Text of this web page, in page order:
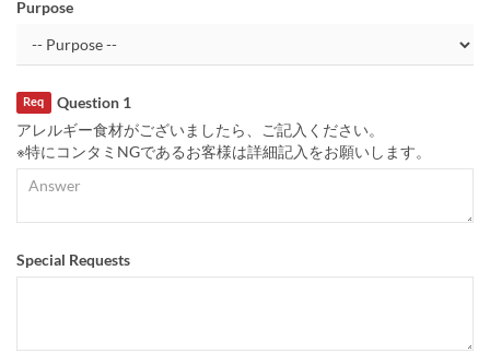
Purpose
Question 1
Req
アレルギー食材がございましたら、ご記入ください。
※特にコンタミNGであるお客様は詳細記入をお願いします。
Special Requests